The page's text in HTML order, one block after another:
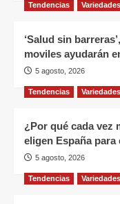
Tendencias Variedades
‘Salud sin
moviles ayudarán
5 agosto, 2026
Tendencias Variedades
¿Por qué cada vez
eligen España
5 agosto, 2026
Tendencias Variedades